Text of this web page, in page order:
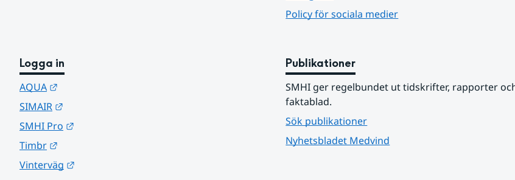
Policy för sociala medier
Logga in
AQUA
SIMAIR
SMHI Pro
Timbr
Vinterväg
Publikationer
SMHI ger regelbundet ut tidskrifter, rapporter
faktablad.
Sök publikationer
Nyhetsbladet Medvind